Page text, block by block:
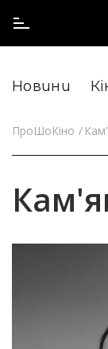
Новини
ПроШоКіно